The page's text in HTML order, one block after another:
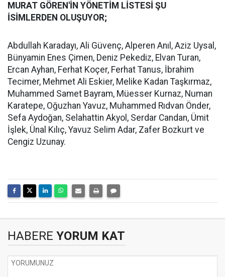
MURAT GÖREN'İN YÖNETİM LİSTESİ ŞU
İSİMLERDEN OLUŞUYOR;
Abdullah Karadayı, Ali Güvenç, Alperen Anıl, Aziz Uysal,
Bünyamin Enes Çimen, Deniz Pekediz, Elvan Turan,
Ercan Ayhan, Ferhat Koçer, Ferhat Tanus, İbrahim
Tecimer, Mehmet Ali Eskier, Melike Kadan Taşkırmaz,
Muhammed Samet Bayram, Müesser Kurnaz, Numan
Karatepe, Oğuzhan Yavuz, Muhammed Rıdvan Önder,
Sefa Aydoğan, Selahattin Akyol, Serdar Candan, Ümit
İşlek, Ünal Kılıç, Yavuz Selim Adar, Zafer Bozkurt ve
Cengiz Uzunay.
HABERE YORUM KAT